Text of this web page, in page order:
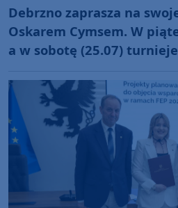
Debrzno zaprasza na
Oskarem Cymsem. W
a w sobotę (25.07)